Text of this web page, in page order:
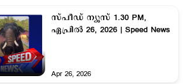
സ്പീഡ് ന്യൂസ് 1.30 PM,
ഏപ്രില്‍ 26, 2026 | Speed News
Apr 26, 2026